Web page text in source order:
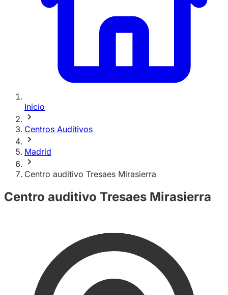
Inicio
Centros Auditivos
Madrid
Centro auditivo Tresaes Mirasierra
Centro auditivo Tresaes Mirasierra